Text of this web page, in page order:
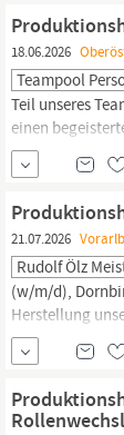
18.06.2026
Teampool
Teil unseres
einen
(m/w/d)
Stunden/
21.07.2026
Rudolf Ölz
(w/m/d),
Herstellung
regelmäßiger
Wort und